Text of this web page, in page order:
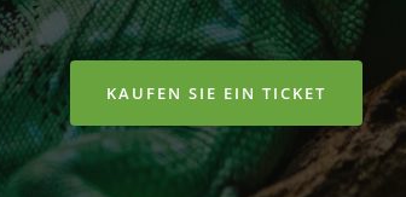
KAUFEN SIE EIN TICKET